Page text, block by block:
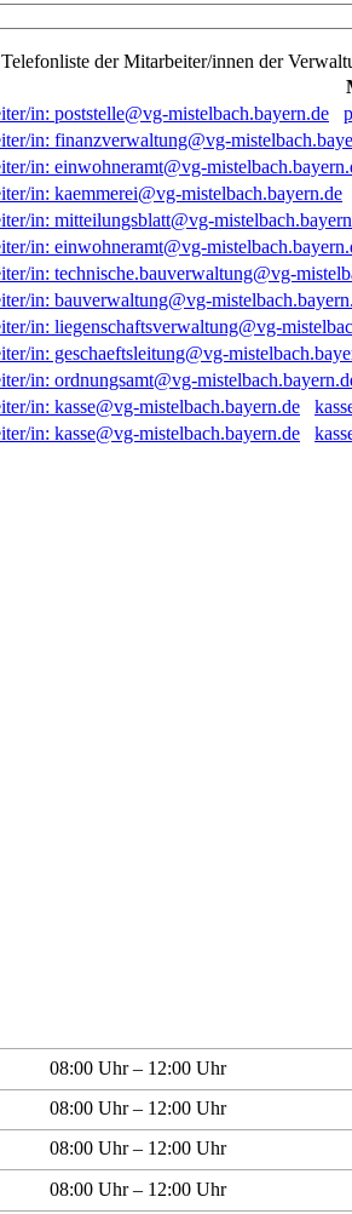
Telefonliste der Mitarbeiter/innen der
08:00 Uhr – 12:00 Uhr
08:00 Uhr – 12:00 Uhr
08:00 Uhr – 12:00 Uhr
08:00 Uhr – 12:00 Uhr